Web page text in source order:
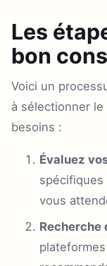
Les
bon
Voici un
à sélectionner
besoins :
Évaluez
vous
Recherche